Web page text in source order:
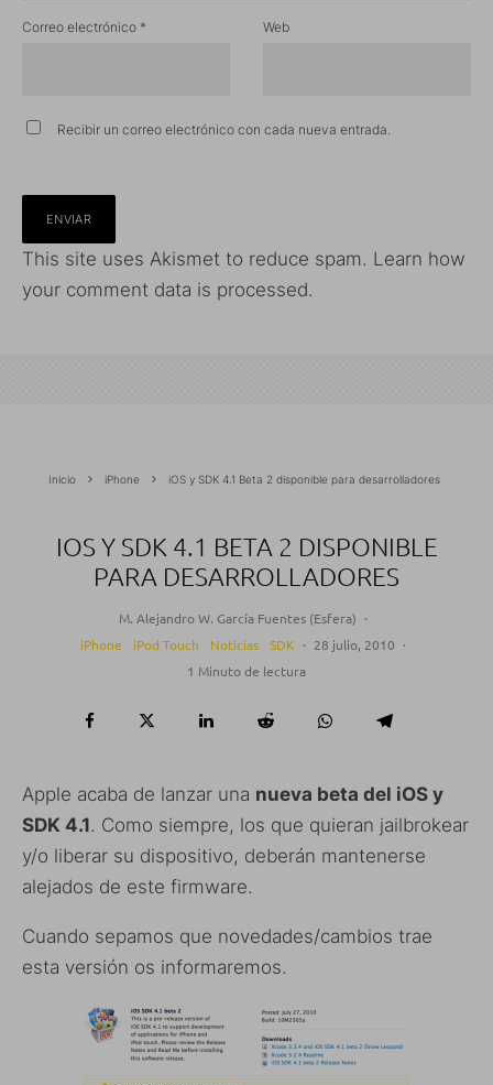
Correo electrónico * Web
Recibir un correo electrónico con cada nueva entrada.
This site uses Akismet to reduce spam. Learn how
your comment data is processed.
Inicio iPhone iOS y SDK 4.1 Beta 2 disponible para desarrolladores
IOS Y SDK 4.1 BETA 2 DISPONIBLE
PARA DESARROLLADORES
M. Alejandro W. García Fuentes (Esfera) ·
iPhone
iPod Touch Noticias SDK · 28 julio, 2010 ·
1 Minuto de lectura
Apple acaba de lanzar una nueva beta del iOS y
SDK 4.1. Como siempre, los que quieran jailbrokear
y/o liberar su dispositivo, deberán mantenerse
alejados de este firmware.
Cuando sepamos que novedades/cambios trae
esta versión os informaremos.